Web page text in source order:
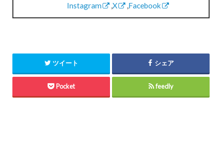
Instagram
,X ,Facebook
ツイート シェア
Pocket feedly